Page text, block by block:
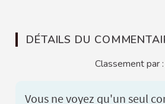
DÉTAILS DU
Classement par :
Vous ne voyez qu'un seul